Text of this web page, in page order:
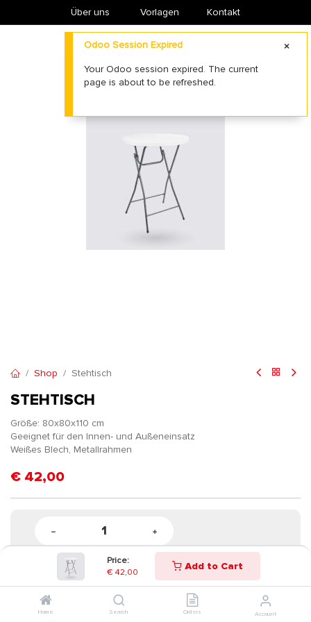
Price:
€ 42,00 Add to Cart
Home Search Orders Account
Über uns ​Vorlagen Kontakt
Shop Stehtisch
STEHTISCH
Größe: 80x80x110 cm
Geeignet für den Innen- und Außeneinsatz
Weißes Blech, Metallrahmen
€ 42,00
Odoo Session Expired
Your Odoo session expired. The current
page is about to be refreshed.